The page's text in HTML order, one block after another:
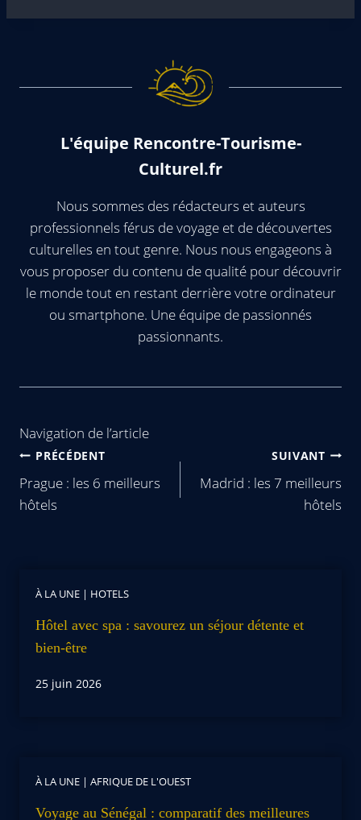
L'équipe Rencontre-Tourisme-
Culturel.fr
Nous sommes des rédacteurs et auteurs
professionnels férus de voyage et de découvertes
culturelles en tout genre. Nous nous engageons à
vous proposer du contenu de qualité pour découvrir
le monde tout en restant derrière votre ordinateur
ou smartphone. Une équipe de passionnés
passionnants.
Navigation de l’article
PRÉCÉDENT
Prague : les 6 meilleurs
hôtels
SUIVANT
Madrid : les 7 meilleurs
hôtels
À LA UNE | HOTELS
Hôtel avec spa : savourez un séjour détente et
bien-être
25 juin 2026
À LA UNE | AFRIQUE DE L'OUEST
Voyage au Sénégal : comparatif des meilleures